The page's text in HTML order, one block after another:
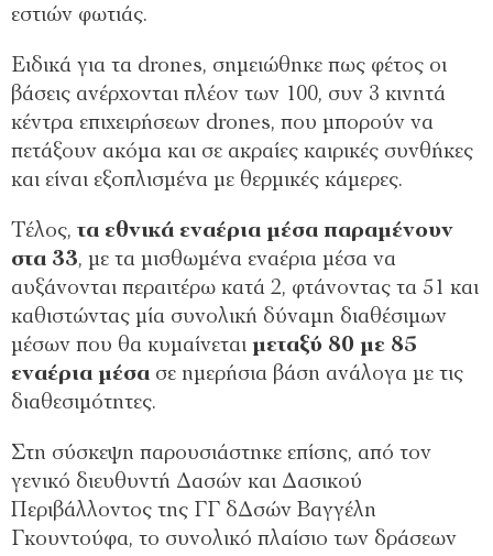
εστιών φωτιάς.
Ειδικά για τα drones, σημειώθηκε πως φέτος οι
βάσεις ανέρχονται πλέον των 100, συν 3 κινητά
κέντρα επιχειρήσεων drones, που μπορούν να
πετάξουν ακόμα και σε ακραίες καιρικές συνθήκες
και είναι εξοπλισμένα με θερμικές κάμερες.
Τέλος,τα εθνικά εναέρια μέσα παραμένουν
στα 33, με τα μισθωμένα εναέρια μέσα να
αυξάνονται περαιτέρω κατά 2, φτάνοντας τα 51 και
καθιστώντας μία συνολική δύναμη διαθέσιμων
μέσων που θα κυμαίνεται μεταξύ 80 με 85
εναέρια μέσα σε ημερήσια βάση ανάλογα με τις
διαθεσιμότητες.
Στη σύσκεψη παρουσιάστηκε επίσης, από τον
γενικό διευθυντή Δασών και Δασικού
Περιβάλλοντος της ΓΓ δΔσών Βαγγέλη
Γκουντούφα, το συνολικό πλαίσιο των δράσεων